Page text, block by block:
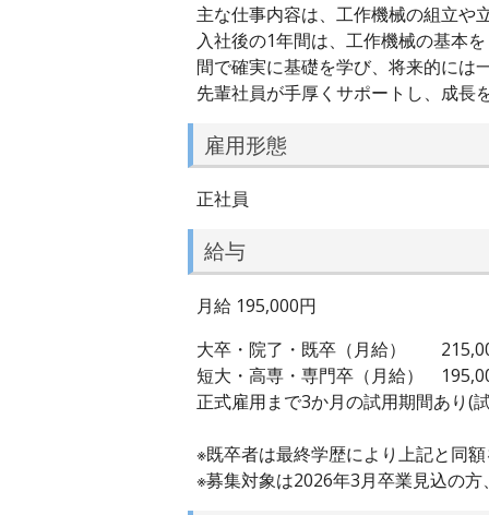
主な仕事内容は、工作機械の組立や
入社後の1年間は、工作機械の基本
間で確実に基礎を学び、将来的には
先輩社員が手厚くサポートし、成長
雇用形態
正社員
給与
月給 195,000円
大卒・院了・既卒（月給）
短大・高専・専門卒（月給）
正式雇用まで3か月の試用期間あり(
※既卒者は最終学歴により上記と同
※募集対象は2026年3月卒業見込の